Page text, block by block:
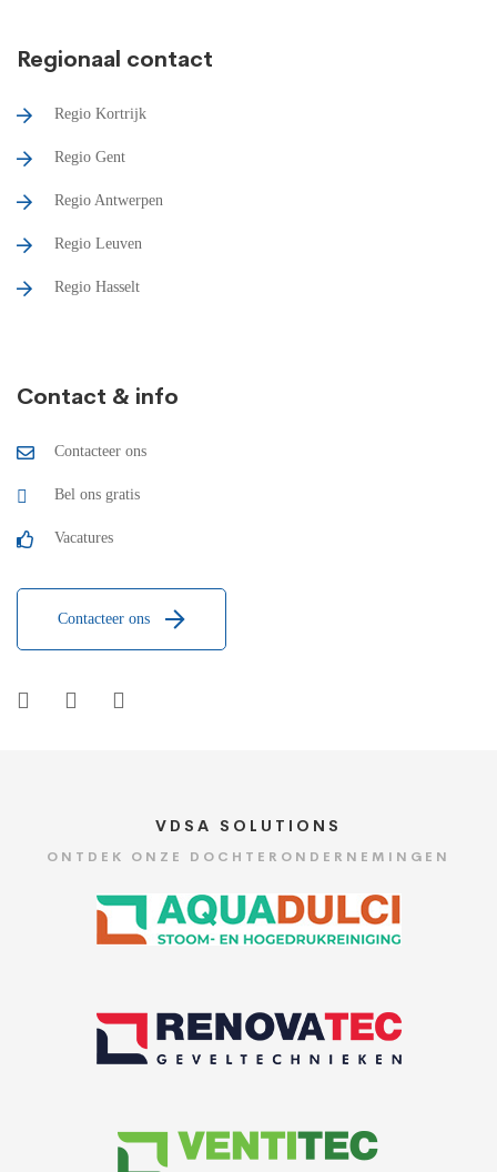
Regionaal contact
Regio Kortrijk
Regio Gent
Regio Antwerpen
Regio Leuven
Regio Hasselt
Contact & info
Contacteer ons
Bel ons gratis
Vacatures
Contacteer ons
VDSA SOLUTIONS
ONTDEK ONZE DOCHTERONDERNEMINGEN